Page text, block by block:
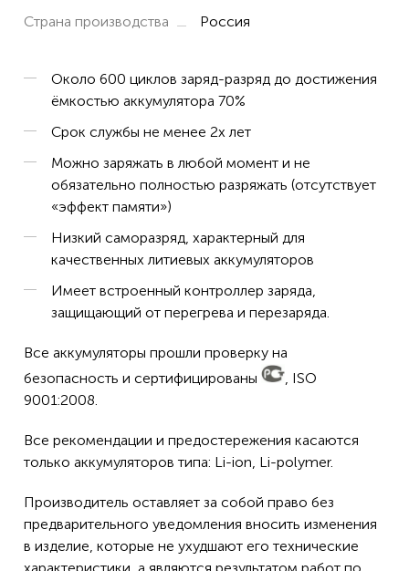
Страна производства Россия
Около 600 циклов заряд-разряд до достижения
ёмкостью аккумулятора 70%
Срок службы не менее 2х лет
Можно заряжать в любой момент и не
обязательно полностью разряжать (отсутствует
«эффект памяти»)
Низкий саморазряд, характерный для
качественных литиевых аккумуляторов
Имеет встроенный контроллер заряда,
защищающий от перегрева и перезаряда.
Все аккумуляторы прошли проверку на
безопасность и сертифицированы
, ISO
9001:2008.
Все рекомендации и предостережения касаются
только аккумуляторов типа: Li-ion, Li-polymer.
Производитель оставляет за собой право без
предварительного уведомления вносить изменения
в изделие, которые не ухудшают его технические